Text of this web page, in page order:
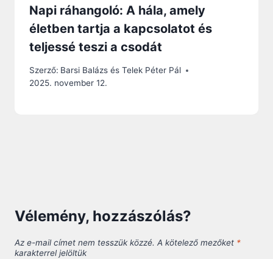
Napi ráhangoló: A hála, amely
életben tartja a kapcsolatot és
teljessé teszi a csodát
Szerző: Barsi Balázs és Telek Péter Pál
2025. november 12.
Vélemény, hozzászólás?
Az e-mail címet nem tesszük közzé. A kötelező mezőket *
karakterrel jelöltük